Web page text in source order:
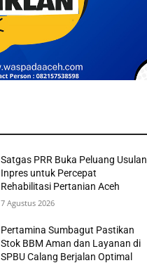
Satgas PRR Buka Peluang Usulan
Inpres untuk Percepat
Rehabilitasi Pertanian Aceh
7 Agustus 2026
Pertamina Sumbagut Pastikan
Stok BBM Aman dan Layanan di
SPBU Calang Berjalan Optimal